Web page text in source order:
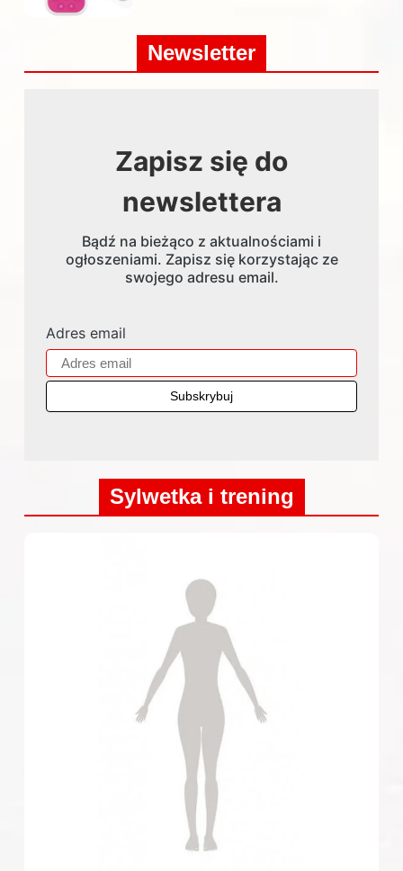
Newsletter
Zapisz się do
newslettera
Bądź na bieżąco z aktualnościami i
ogłoszeniami. Zapisz się korzystając ze
swojego adresu email.
Adres email
Sylwetka i trening